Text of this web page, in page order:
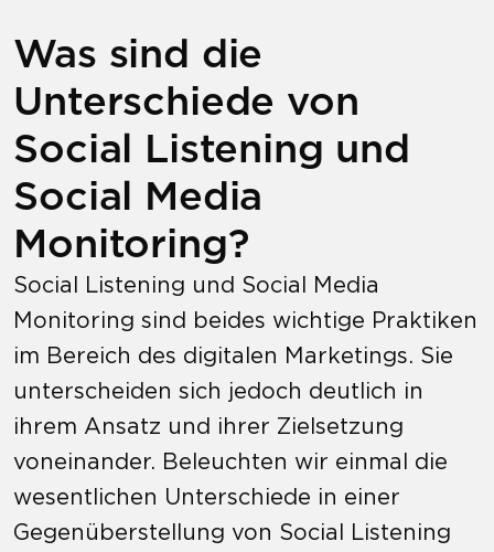
Was sind die
Unterschiede von
Social Listening und
Social Media
Monitoring?
Social Listening und Social Media
Monitoring sind beides wichtige Praktiken
im Bereich des digitalen Marketings. Sie
unterscheiden sich jedoch deutlich in
ihrem Ansatz und ihrer Zielsetzung
voneinander. Beleuchten wir einmal die
wesentlichen Unterschiede in einer
Gegenüberstellung von Social Listening